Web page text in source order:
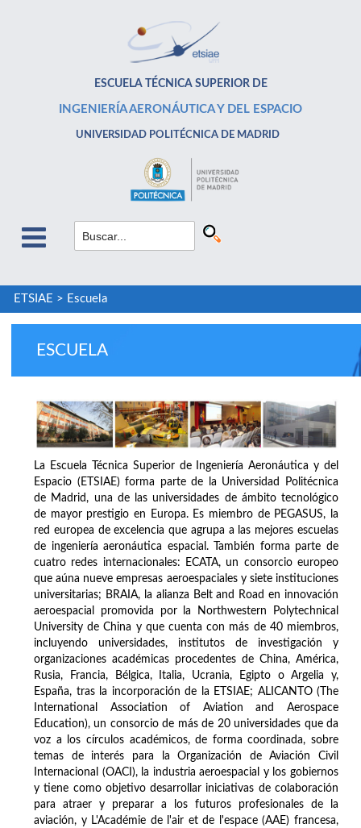
ESCUELA TÉCNICA SUPERIOR DE
INGENIERÍA AERONÁUTICA Y DEL ESPACIO
UNIVERSIDAD POLITÉCNICA DE MADRID
ETSIAE > Escuela
ESCUELA
La Escuela Técnica Superior de Ingeniería Aeronáutica y del
Espacio (ETSIAE) forma parte de la Universidad Politécnica
de Madrid, una de las universidades de ámbito tecnológico
de mayor prestigio en Europa. Es miembro de PEGASUS, la
red europea de excelencia que agrupa a las mejores escuelas
de ingeniería aeronáutica espacial. También forma parte de
cuatro redes internacionales: ECATA, un consorcio europeo
que aúna nueve empresas aeroespaciales y siete instituciones
universitarias; BRAIA, la alianza Belt and Road en innovación
aeroespacial promovida por la Northwestern Polytechnical
University de China y que cuenta con más de 40 miembros,
incluyendo universidades, institutos de investigación y
organizaciones académicas procedentes de China, América,
Rusia, Francia, Bélgica, Italia, Ucrania, Egipto o Argelia y,
España, tras la incorporación de la ETSIAE; ALICANTO (The
International Association of Aviation and Aerospace
Education), un consorcio de más de 20 universidades que da
voz a los círculos académicos, de forma coordinada, sobre
temas de interés para la Organización de Aviación Civil
Internacional (OACI), la industria aeroespacial y los gobiernos
y tiene como objetivo desarrollar iniciativas de colaboración
para atraer y preparar a los futuros profesionales de la
aviación, y L'Académie de l'air et de l'espace (AAE) francesa,